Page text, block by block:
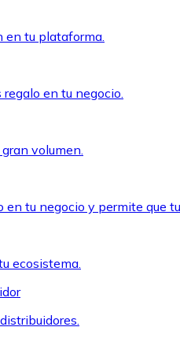
en tu plataforma.
en tu negocio.
volumen.
en tu negocio y permite que
ecosistema.